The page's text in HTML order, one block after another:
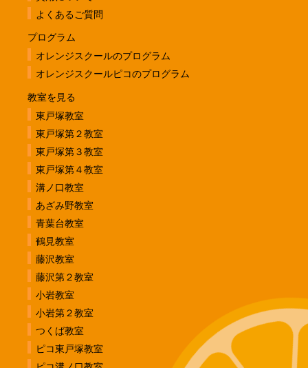
よくあるご質問
プログラム
オレンジスクールのプログラム
オレンジスクールピコのプログラム
教室を見る
東戸塚教室
東戸塚第２教室
東戸塚第３教室
東戸塚第４教室
溝ノ口教室
あざみ野教室
青葉台教室
鶴見教室
藤沢教室
藤沢第２教室
小岩教室
小岩第２教室
つくば教室
ピコ東戸塚教室